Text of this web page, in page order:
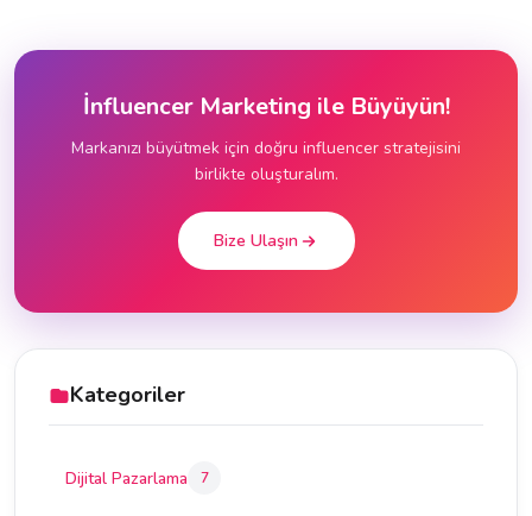
İnfluencer Marketing ile Büyüyün!
Markanızı büyütmek için doğru influencer stratejisini
birlikte oluşturalım.
Bize Ulaşın
Kategoriler
Dijital Pazarlama 7